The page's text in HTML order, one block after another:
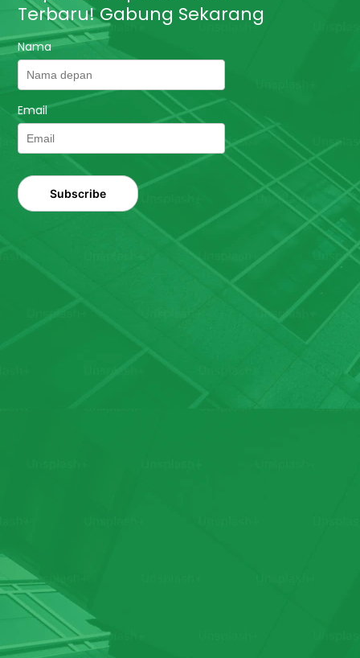
Terbaru! Gabung Sekarang
Nama
Email
Subscribe